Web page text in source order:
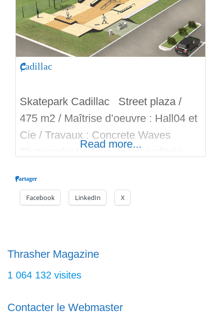
Cadillac
Skatepark Cadillac Street plaza /
475 m2 / Maîtrise d’oeuvre : Hall04 et
Cie / Travaux : Concrete Waves
Skateparks Ledges, plans inclinés,
sur Skateparks.fr
Read more...
Partager
Facebook LinkedIn X
Thrasher Magazine
1 064 132 visites
Contacter le Webmaster